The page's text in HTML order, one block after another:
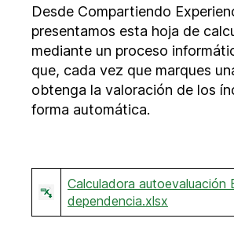
Desde Compartiendo
presentamos esta hoja de
mediante un proceso
que, cada vez que marques
obtenga la valoración de los
forma automática.
Calculadora autoevaluación
dependencia.xlsx